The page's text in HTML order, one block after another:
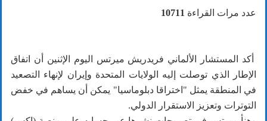
عدد مرات القراءة 10711
أكد المستشار الألماني فريدريش ميرتس اليوم الإثنين أن اتفاق
الإطار الذي توصلت إليه الولايات المتحدة وإيران لإنهاء التصعيد
في المنطقة يمثل "اختراقا دبلوماسيا" يمكن أن يساهم في خفض
التوترات وتعزيز الاستقرار الدولي.